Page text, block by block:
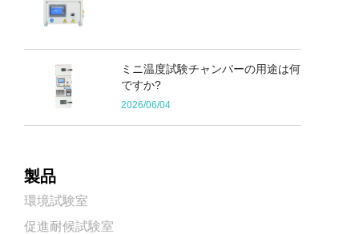
ミニ温度試験チャンバーの用途は何
ですか?
2026/06/04
製品
環境試験室
促進耐候試験室